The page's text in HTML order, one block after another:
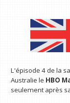
L'épisode 4 de la
Australie le HBO
seulement après